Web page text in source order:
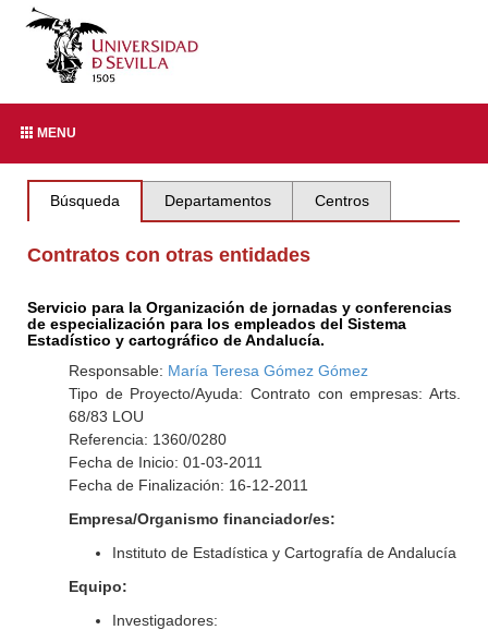
MENU
Búsqueda Departamentos Centros
Contratos con otras entidades
Servicio para la Organización de jornadas y conferencias
de especialización para los empleados del Sistema
Estadístico y cartográfico de Andalucía.
Responsable: María Teresa Gómez Gómez
Tipo de Proyecto/Ayuda: Contrato con empresas: Arts.
68/83 LOU
Referencia: 1360/0280
Fecha de Inicio: 01-03-2011
Fecha de Finalización: 16-12-2011
Empresa/Organismo financiador/es:
Instituto de Estadística y Cartografía de Andalucía
Equipo:
Investigadores: